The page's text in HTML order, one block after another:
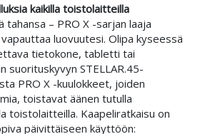
kaikilla toistolaitteilla
tahansa – PRO X -sarjan laaja
luovuutesi. Olipa kyseessä
tietokone, tabletti tai
suorituskyvyn STELLAR.45-
PRO X -kuulokkeet, joiden
toistavat äänen tutulla
toistolaitteilla. Kaapeliratkaisu on
päivittäiseen käyttöön: